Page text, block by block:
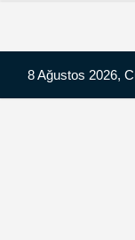
8 Ağustos 2026,